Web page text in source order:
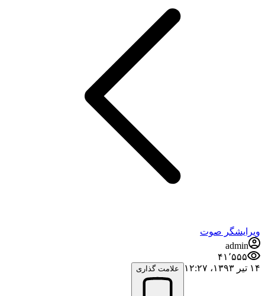
ویرایشگر صوت
admin
۴۱٬۵۵۵
۱۴ تیر ۱۳۹۳،‏ ۱۲:۲۷
علامت گذاری